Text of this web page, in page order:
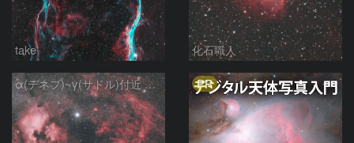
take 化石職人
α(デネブ)~γ(サドル)付近 NGC7000 北アメリカ星雲 IC5067~5070 ペリカン星雲 はくちょう座 PR